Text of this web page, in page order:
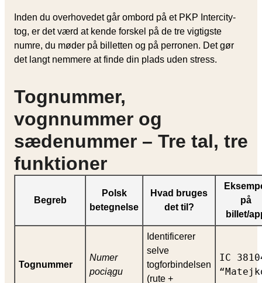
Inden du overhovedet går ombord på et PKP Intercity-
tog, er det værd at kende forskel på de tre vigtigste
numre, du møder på billetten og på perronen. Det gør
det langt nemmere at finde din plads uden stress.
Tognummer,
vognnummer og
sædenummer – Tre tal, tre
funktioner
Begreb
Polsk
betegnelse
Hvad bruges
det til?
på
billet/
Tognummer
Numer
pociągu
Identificerer
selve
togforbindelsen
(rute +
IC